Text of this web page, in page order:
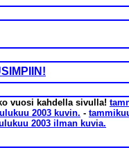
vuosi kahdella sivulla!
2003 kuvin. -
2003 ilman kuvia.